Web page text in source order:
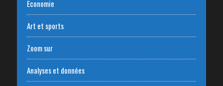
Economie
Art et sports
Zoom sur
Analyses et données